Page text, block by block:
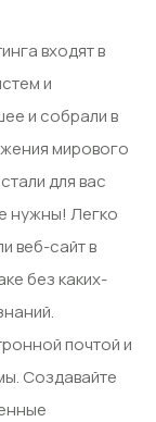
входят в
и
и собрали в
мирового
для вас
нужны! Легко
веб-сайт в
без каких-
почтой и
Создавайте